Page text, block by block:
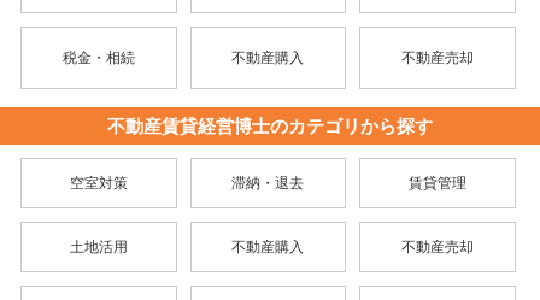
税金・相続 不動産購入 不動産売却
不動産賃貸経営博士のカテゴリから探す
空室対策 滞納・退去 賃貸管理
土地活用 不動産購入 不動産売却